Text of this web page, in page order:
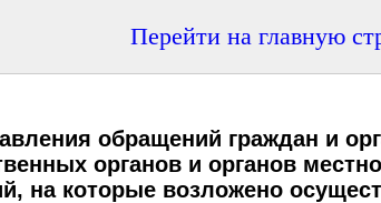
Перейти на главную
обращений граждан и
органов и органов
на которые возложено